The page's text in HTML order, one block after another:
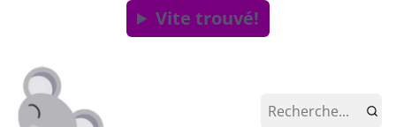
Vite trouvé!